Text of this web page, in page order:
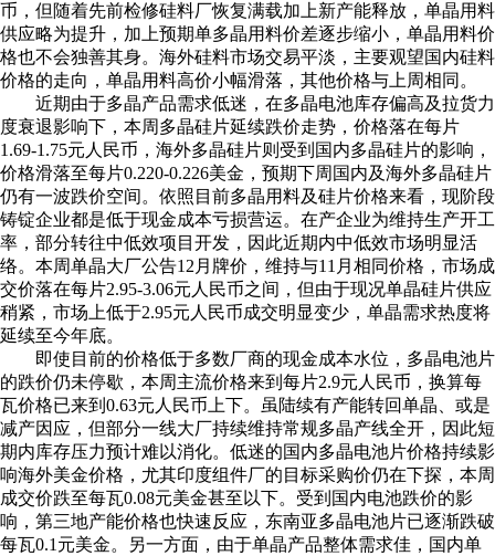
币，但随着先前检修硅料厂恢复满载加上新产能释放，单晶用料
供应略为提升，加上预期单多晶用料价差逐步缩小，单晶用料价
格也不会独善其身。海外硅料市场交易平淡，主要观望国内硅料
价格的走向，单晶用料高价小幅滑落，其他价格与上周相同。
近期由于多晶产品需求低迷，在多晶电池库存偏高及拉货力
度衰退影响下，本周多晶硅片延续跌价走势，价格落在每片
1.69-1.75元人民币，海外多晶硅片则受到国内多晶硅片的影响，
价格滑落至每片0.220-0.226美金，预期下周国内及海外多晶硅片
仍有一波跌价空间。依照目前多晶用料及硅片价格来看，现阶段
铸锭企业都是低于现金成本亏损营运。在产企业为维持生产开工
率，部分转往中低效项目开发，因此近期内中低效市场明显活
络。本周单晶大厂公告12月牌价，维持与11月相同价格，市场成
交价落在每片2.95-3.06元人民币之间，但由于现况单晶硅片供应
稍紧，市场上低于2.95元人民币成交明显变少，单晶需求热度将
延续至今年底。
即使目前的价格低于多数厂商的现金成本水位，多晶电池片
的跌价仍未停歇，本周主流价格来到每片2.9元人民币，换算每
瓦价格已来到0.63元人民币上下。虽陆续有产能转回单晶、或是
减产因应，但部分一线大厂持续维持常规多晶产线全开，因此短
期内库存压力预计难以消化。低迷的国内多晶电池片价格持续影
响海外美金价格，尤其印度组件厂的目标采购价仍在下探，本周
成交价跌至每瓦0.08元美金甚至以下。受到国内电池跌价的影
响，第三地产能价格也快速反应，东南亚多晶电池片已逐渐跌破
每瓦0.1元美金。另一方面，由于单晶产品整体需求佳，国内单